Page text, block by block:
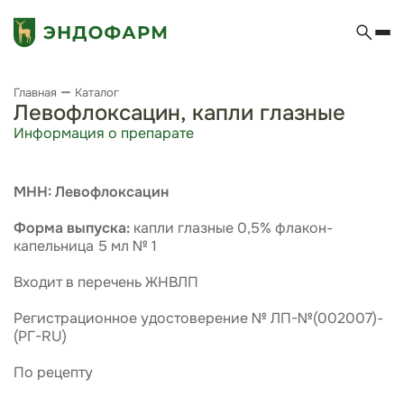
Главная Каталог
Левофлоксацин, капли глазные
Информация о препарате
МНН: Левофлоксацин
Форма выпуска: капли глазные 0,5% флакон-
капельница 5 мл № 1
Входит в перечень ЖНВЛП
Регистрационное удостоверение № ЛП-№(002007)-
(РГ-RU)
По рецепту